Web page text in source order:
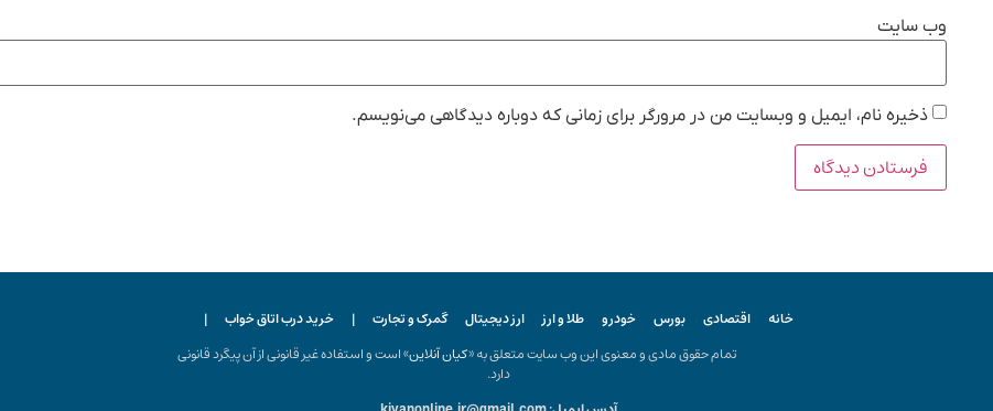
وب‌ سایت
ذخیره نام، ایمیل و وبسایت من در مرورگر برای زمانی که دوباره دیدگاهی می‌نویسم.
خانه اقتصادی بورس خودرو طلا و ارز ارز دیجیتال گمرک و تجارت | خرید درب اتاق خواب
|
تمام حقوق مادی و معنوی این وب سایت متعلق به «کیان آنلاین» است و استفاده غیر قانونی از آن پیگرد قانونی
دارد.